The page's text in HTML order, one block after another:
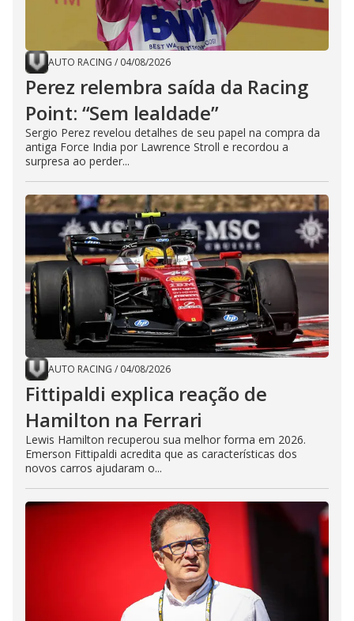
AUTO RACING / 04/08/2026
Perez relembra saída da Racing
Point: “Sem lealdade”
Sergio Perez revelou detalhes de seu papel na compra da
antiga Force India por Lawrence Stroll e recordou a
surpresa ao perder...
AUTO RACING / 04/08/2026
Fittipaldi explica reação de
Hamilton na Ferrari
Lewis Hamilton recuperou sua melhor forma em 2026.
Emerson Fittipaldi acredita que as características dos
novos carros ajudaram o...